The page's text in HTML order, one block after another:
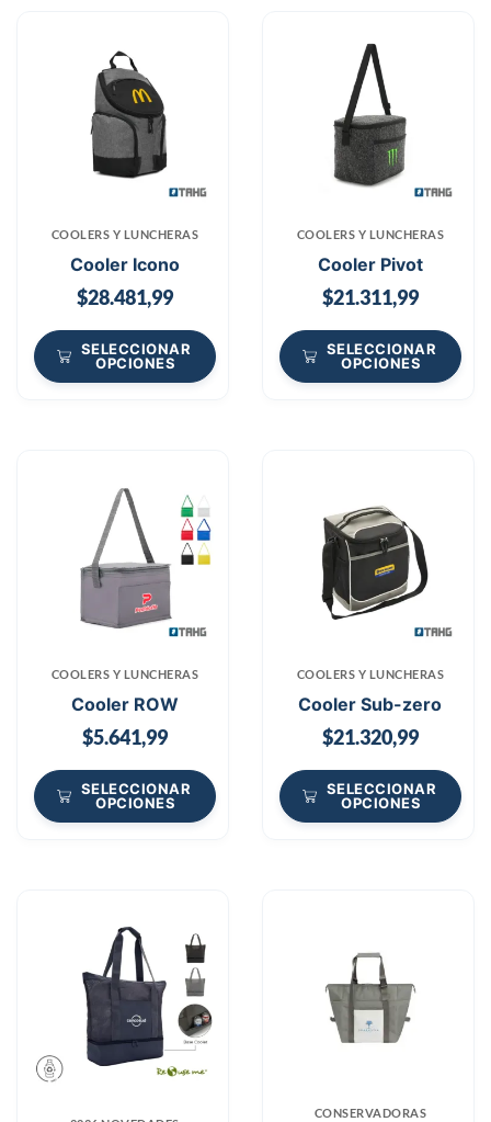
COOLERS Y LUNCHERAS
Cooler Icono
$28.481,99
SELECCIONAR
OPCIONES
COOLERS Y LUNCHERAS
Cooler Pivot
$21.311,99
SELECCIONAR
OPCIONES
COOLERS Y LUNCHERAS
Cooler ROW
$5.641,99
SELECCIONAR
OPCIONES
COOLERS Y LUNCHERAS
Cooler Sub-zero
$21.320,99
SELECCIONAR
OPCIONES
CONSERVADORAS